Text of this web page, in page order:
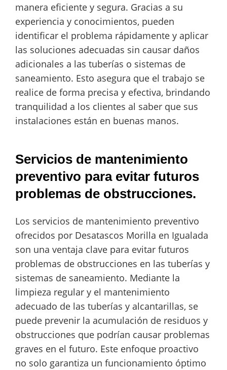
manera eficiente y segura. Gracias a su
experiencia y conocimientos, pueden
identificar el problema rápidamente y aplicar
las soluciones adecuadas sin causar daños
adicionales a las tuberías o sistemas de
saneamiento. Esto asegura que el trabajo se
realice de forma precisa y efectiva, brindando
tranquilidad a los clientes al saber que sus
instalaciones están en buenas manos.
Servicios de mantenimiento
preventivo para evitar futuros
problemas de obstrucciones.
Los servicios de mantenimiento preventivo
ofrecidos por Desatascos Morilla en Igualada
son una ventaja clave para evitar futuros
problemas de obstrucciones en las tuberías y
sistemas de saneamiento. Mediante la
limpieza regular y el mantenimiento
adecuado de las tuberías y alcantarillas, se
puede prevenir la acumulación de residuos y
obstrucciones que podrían causar problemas
graves en el futuro. Este enfoque proactivo
no solo garantiza un funcionamiento óptimo